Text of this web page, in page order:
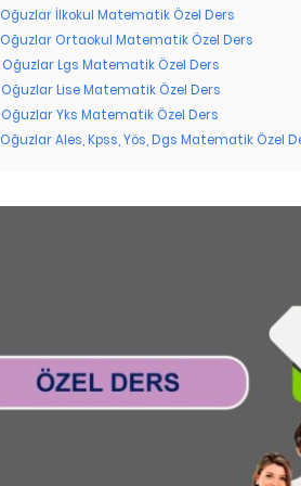
Oğuzlar İlkokul Matematik Özel Ders
Oğuzlar Ortaokul Matematik Özel Ders
Oğuzlar Lgs Matematik Özel Ders
Oğuzlar Lise Matematik Özel Ders
Oğuzlar Yks Matematik Özel Ders
Oğuzlar Ales, Kpss, Yös, Dgs Matematik Özel